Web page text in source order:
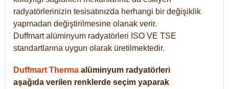
radyatörlerinizin tesisatınızda herhangi bir değişiklik
yapmadan değiştirilmesine olanak verir.
Duffmart alüminyum radyatörleri ISO VE TSE
standartlarına uygun olarak üretilmektedir.
Duffmart Therma alüminyum radyatörleri
aşağıda verilen renklerde seçim yaparak